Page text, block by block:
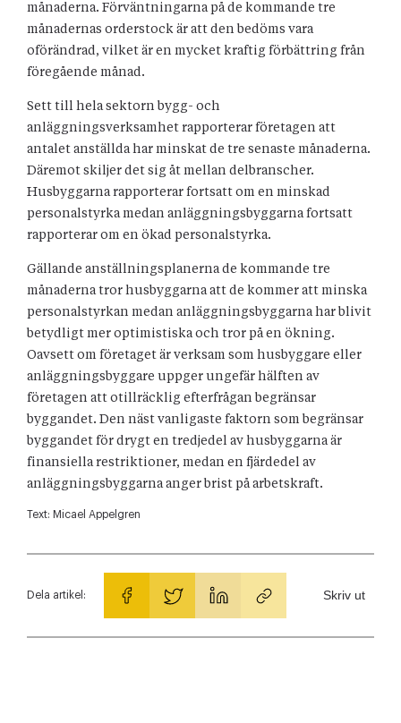
månaderna. Förväntningarna på de kommande tre
månadernas orderstock är att den bedöms vara
oförändrad, vilket är en mycket kraftig förbättring från
föregående månad.
Sett till hela sektorn bygg- och
anläggningsverksamhet rapporterar företagen att
antalet anställda har minskat de tre senaste månaderna.
Däremot skiljer det sig åt mellan delbranscher.
Husbyggarna rapporterar fortsatt om en minskad
personalstyrka medan anläggningsbyggarna fortsatt
rapporterar om en ökad personalstyrka.
Gällande anställningsplanerna de kommande tre
månaderna tror husbyggarna att de kommer att minska
personalstyrkan medan anläggningsbyggarna har blivit
betydligt mer optimistiska och tror på en ökning.
Oavsett om företaget är verksam som husbyggare eller
anläggningsbyggare uppger ungefär hälften av
företagen att otillräcklig efterfrågan begränsar
byggandet. Den näst vanligaste faktorn som begränsar
byggandet för drygt en tredjedel av husbyggarna är
finansiella restriktioner, medan en fjärdedel av
anläggningsbyggarna anger brist på arbetskraft.
Text: Micael Appelgren
Dela artikel: Skriv ut